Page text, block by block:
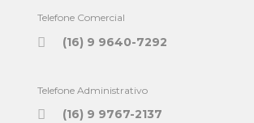
Telefone Comercial
(16) 9 9640-7292
Telefone Administrativo
(16) 9 9767-2137